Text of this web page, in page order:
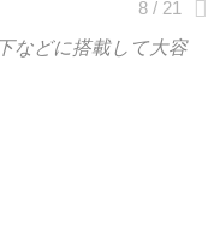
などに搭載して大容